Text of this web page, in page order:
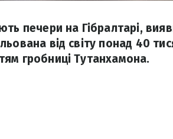
печери на Гібралтарі,
від світу понад 40
гробниці Тутанхамона.